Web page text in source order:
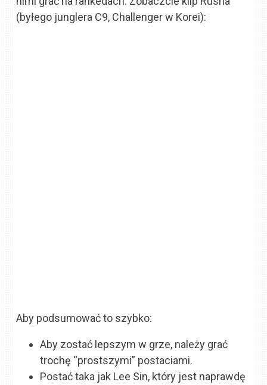
(byłego junglera C9, Challenger w Korei):
Aby podsumować to szybko:
Aby zostać lepszym w grze, należy grać
trochę “prostszymi” postaciami.
Postać taka jak Lee Sin, który jest naprawdę